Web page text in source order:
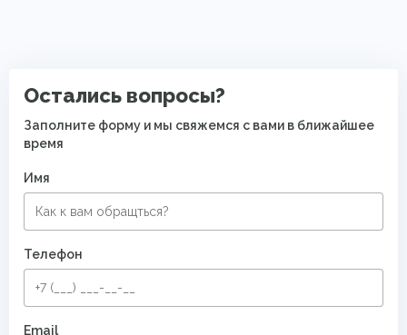
Остались вопросы?
Заполните форму и мы свяжемся с вами в ближайшее
время
Имя
Телефон
Email